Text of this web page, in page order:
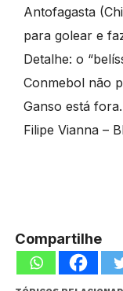
Antofagasta
para golear e
Detalhe: o
Conmebol não
Ganso está fora.
Filipe Vianna –
Compartilhe